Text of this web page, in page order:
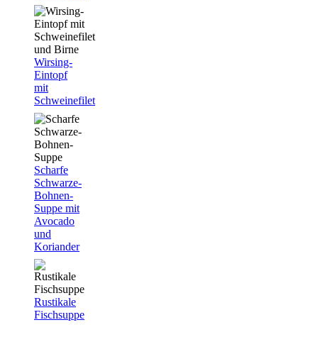
Wirsing-
Eintopf
mit
Schweinefilet
Scharfe
Schwarze-
Bohnen-
Suppe mit
Avocado
und
Koriander
Rustikale
Fischsuppe